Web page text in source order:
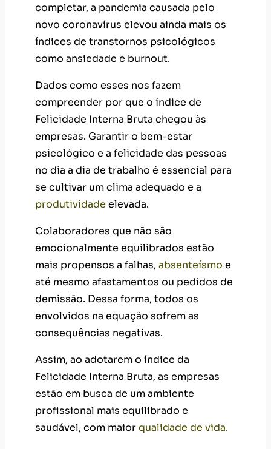
completar, a pandemia causada pelo
novo coronavírus elevou ainda mais os
índices de transtornos psicológicos
como ansiedade e burnout.
Dados como esses nos fazem
compreender por que o índice de
Felicidade Interna Bruta chegou às
empresas. Garantir o bem-estar
psicológico e a felicidade das pessoas
no dia a dia de trabalho é essencial para
se cultivar um clima adequado e a
produtividade elevada.
Colaboradores que não são
emocionalmente equilibrados estão
mais propensos a falhas, absenteísmo e
até mesmo afastamentos ou pedidos de
demissão. Dessa forma, todos os
envolvidos na equação sofrem as
consequências negativas.
Assim, ao adotarem o índice da
Felicidade Interna Bruta, as empresas
estão em busca de um ambiente
profissional mais equilibrado e
saudável, com maiorqualidade de vida.